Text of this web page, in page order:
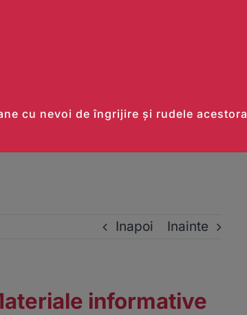
cu nevoi de îngrijire și rudele acestora
Inapoi Inainte
informative